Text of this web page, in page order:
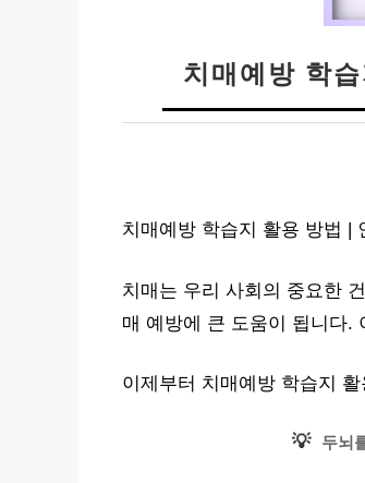
치매예방 학
치매예방 학습지 활용 방법 |
치매는 우리 사회의 중요한
매 예방에 큰 도움이 됩니다.
이제부터 치매예방 학습지
💡 두뇌